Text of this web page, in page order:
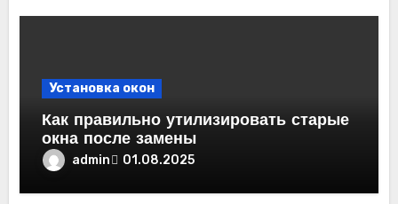
Установка окон
Как правильно утилизировать старые
окна после замены
admin 01.08.2025